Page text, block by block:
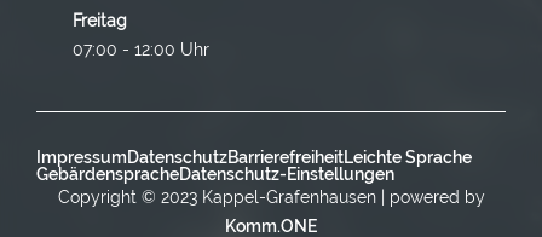
Freitag
07:00 - 12:00 Uhr
ImpressumDatenschutzBarrierefreiheitLeichte Sprache
GebärdenspracheDatenschutz-Einstellungen
Copyright © 2023 Kappel-Grafenhausen | powered by
Komm.ONE